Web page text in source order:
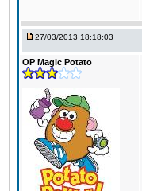
27/03/2013 18:18:03
OP Magic Potato